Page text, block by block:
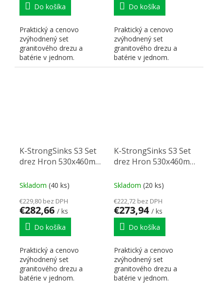
Do košíka
Praktický a cenovo
zvýhodnený set
granitového drezu a
batérie v jednom.
Do košíka
Praktický a cenovo
zvýhodnený set
granitového drezu a
batérie v jednom.
K-StrongSinks S3 Set
drez Hron 530x460mm
Garonne chróm
Skladom (40 ks)
€229,80 bez DPH
€282,66 / ks
Do košíka
Praktický a cenovo
zvýhodnený set
granitového drezu a
batérie v jednom.
K-StrongSinks S3 Set
drez Hron 530x460mm
Rhona chróm
Skladom (20 ks)
€222,72 bez DPH
€273,94 / ks
Do košíka
Praktický a cenovo
zvýhodnený set
granitového drezu a
batérie v jednom.